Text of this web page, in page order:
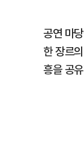
공연 마
한 장르
흥을 공